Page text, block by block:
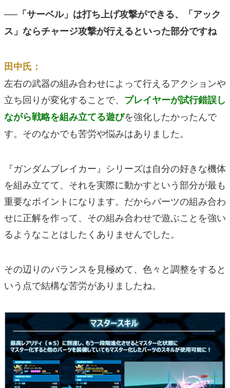
──「サーベル」は打ち上げ攻撃ができる、「アック
ス」ならチャージ攻撃が行えるといった部分ですね
田中氏：
左右の武器の組み合わせによって行えるアクションや
立ち回りが変化することで、 プレイヤーが試行錯誤し
ながら戦略を組み立てる遊びを強化したかったんで
す。そのなかでも苦労や悩みはありました。
『ガンダムブレイカー』シリーズは自分の好きな機体
を組み立てて、それを実際に動かすという部分が最も
重要なポイントになります。だからパーツの組み合わ
せに正解を作って、その組み合わせで遊ぶことを強い
るようなことはしたくありませんでした。
その辺りのバランスを見極めて、色々と調整をすると
いう点で結構な苦労がありましたね。